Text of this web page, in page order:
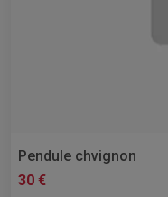
Pendule chvignon
30 €